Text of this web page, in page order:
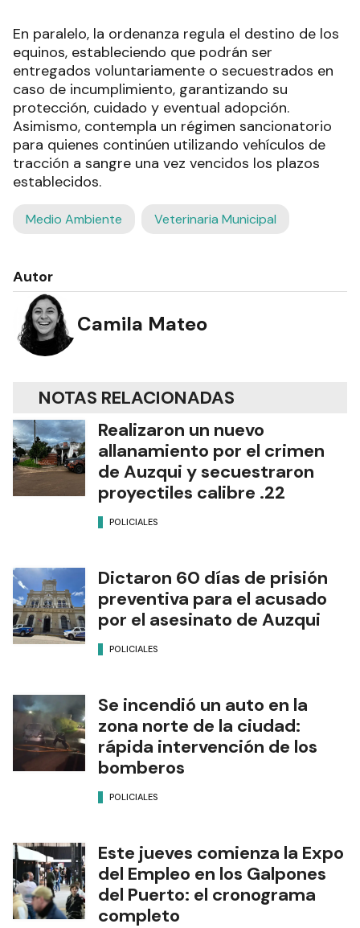
En paralelo, la ordenanza regula el destino de los
equinos, estableciendo que podrán ser
entregados voluntariamente o secuestrados en
caso de incumplimiento, garantizando su
protección, cuidado y eventual adopción.
Asimismo, contempla un régimen sancionatorio
para quienes continúen utilizando vehículos de
tracción a sangre una vez vencidos los plazos
establecidos.
Medio Ambiente Veterinaria Municipal
Autor
Camila Mateo
NOTAS RELACIONADAS
Realizaron un nuevo
allanamiento por el crimen
de Auzqui y secuestraron
proyectiles calibre .22
POLICIALES
Dictaron 60 días de prisión
preventiva para el acusado
por el asesinato de Auzqui
POLICIALES
Se incendió un auto en la
zona norte de la ciudad:
rápida intervención de los
bomberos
POLICIALES
Este jueves comienza la Expo
del Empleo en los Galpones
del Puerto: el cronograma
completo